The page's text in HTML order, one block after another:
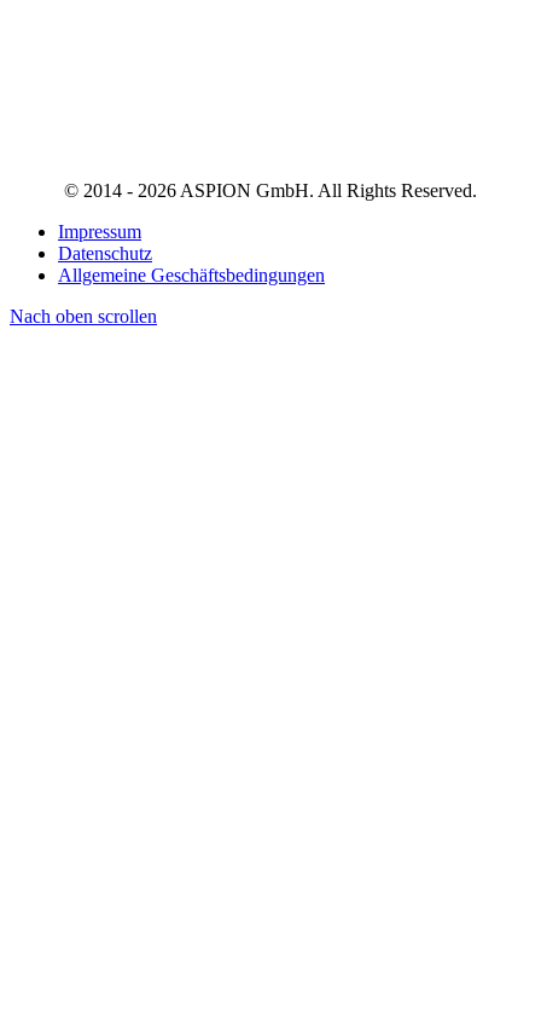
© 2014 - 2026 ASPION GmbH. All Rights Reserved.
Impressum
Datenschutz
Allgemeine Geschäftsbedingungen
Nach oben scrollen